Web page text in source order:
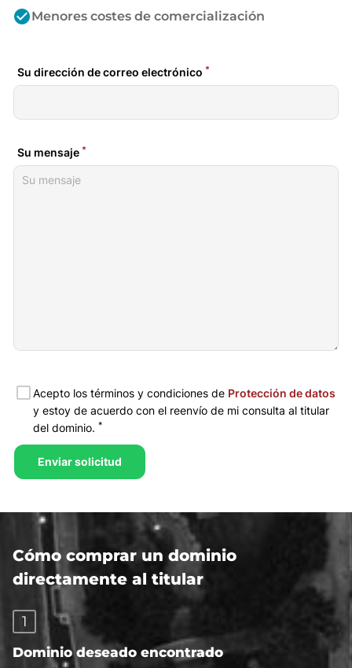
check_circleMenores costes de comercialización
Cómo comprar un dominio
directamente al titular
1
Dominio deseado encontrado